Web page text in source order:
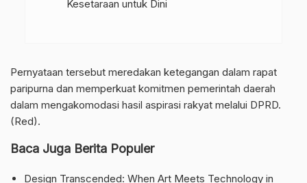
Kesetaraan untuk Dini
Pernyataan tersebut meredakan ketegangan dalam rapat
paripurna dan memperkuat komitmen pemerintah daerah
dalam mengakomodasi hasil aspirasi rakyat melalui DPRD.
(Red).
Baca Juga Berita Populer
Design Transcended: When Art Meets Technology in